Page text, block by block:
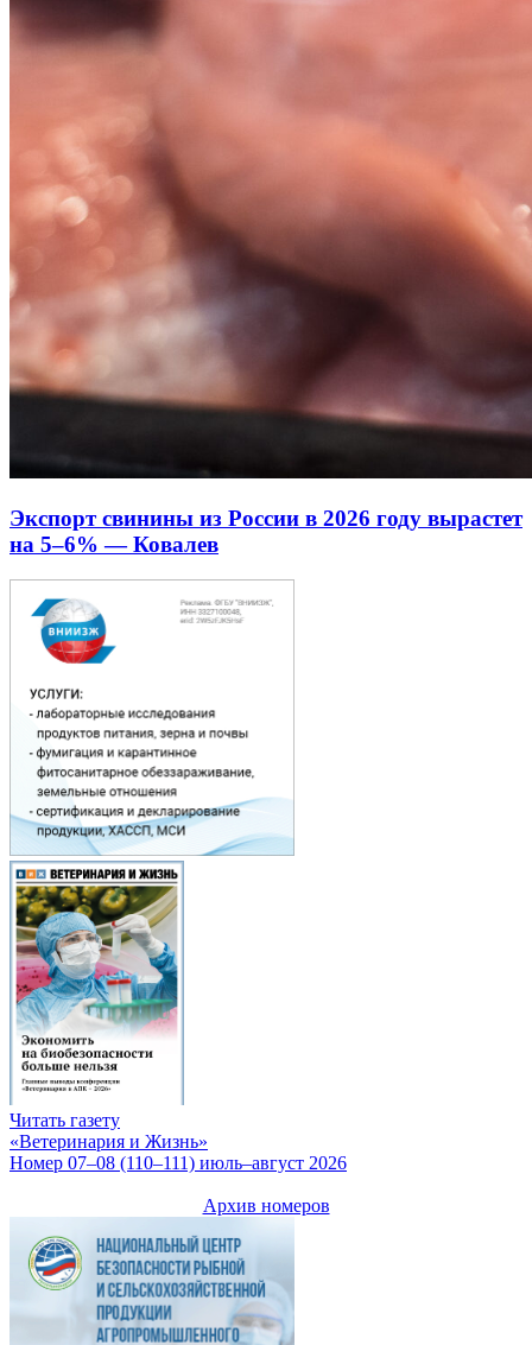
Экспорт свинины из России в 2026 году вырастет
на 5–6% — Ковалев
Читать газету
«Ветеринария и Жизнь»
Номер 07–08 (110–111) июль–август 2026
Архив номеров